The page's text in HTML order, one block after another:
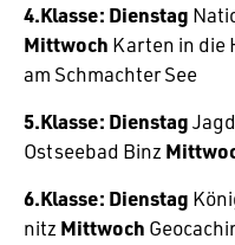
4.Klasse: Dienstag
Mitt­woch Karten in die
am Schmachter See
5.Klasse: Dienstag
Ostseebad Binz
6.Klasse: Dienstag
nitz Mitt­woch